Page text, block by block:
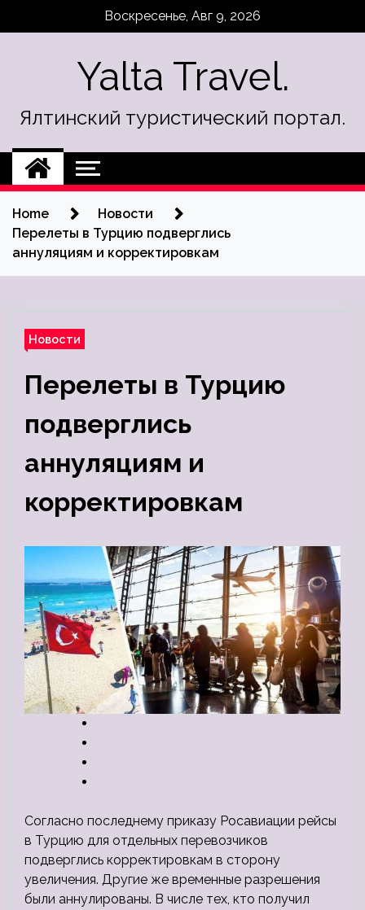
Воскресенье, Авг 9, 2026
Yalta Travel.
Ялтинский туристический портал.
Home
Новости
Перелеты в Турцию подверглись
аннуляциям и корректировкам
Новости
Перелеты в Турцию
подверглись
аннуляциям и
корректировкам
Согласно последнему приказу Росавиации рейсы
в Турцию для отдельных перевозчиков
подверглись корректировкам в сторону
увеличения. Другие же временные разрешения
были аннулированы. В числе тех, кто получил